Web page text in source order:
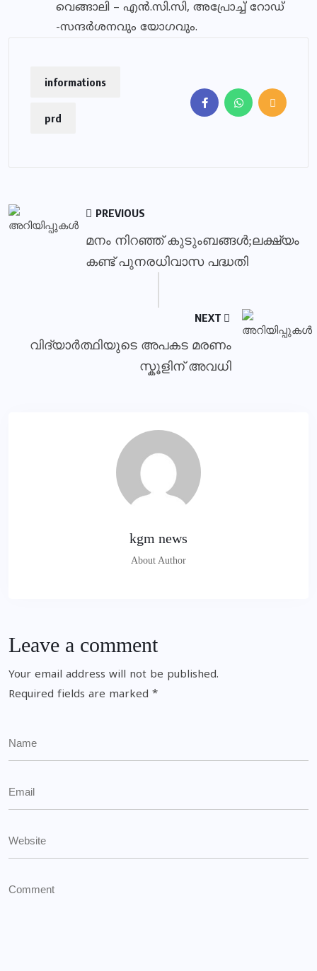
വെങ്ങാലി – എന്‍.സി.സി, അപ്രോച്ച് റോഡ്
-സന്ദര്‍ശനവും യോഗവും.
informations
prd
PREVIOUS
മനം നിറഞ്ഞ് കുടുംബങ്ങള്‍;ലക്ഷ്യം
കണ്ട് പുനരധിവാസ പദ്ധതി
NEXT
വിദ്യാർത്ഥിയുടെ അപകട മരണം
സ്കൂളിന് അവധി
kgm news
About Author
Leave a comment
Your email address will not be published.
Required fields are marked *